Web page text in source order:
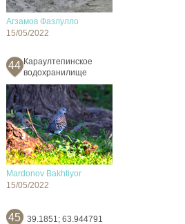
Агзамов Фазлулло
15/05/2022
44 Караултепинское
водохранилище
Mardonov Bakhtiyor
15/05/2022
45 39.1851; 63.944791